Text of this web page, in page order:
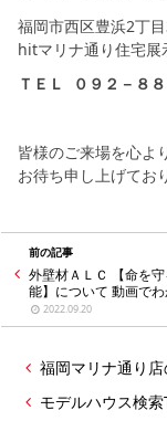
福岡市西区豊浜2丁
hitマリナ通り住宅展
ＴＥＬ ０９２－８
皆様のご来場を心よ
お待ち申し上げてお
前の記事
外壁材ＡＬＣ 【命を
能】について 動画でわ
解説！
2022.09.20
福岡マリナ通り
モデルハウス検索